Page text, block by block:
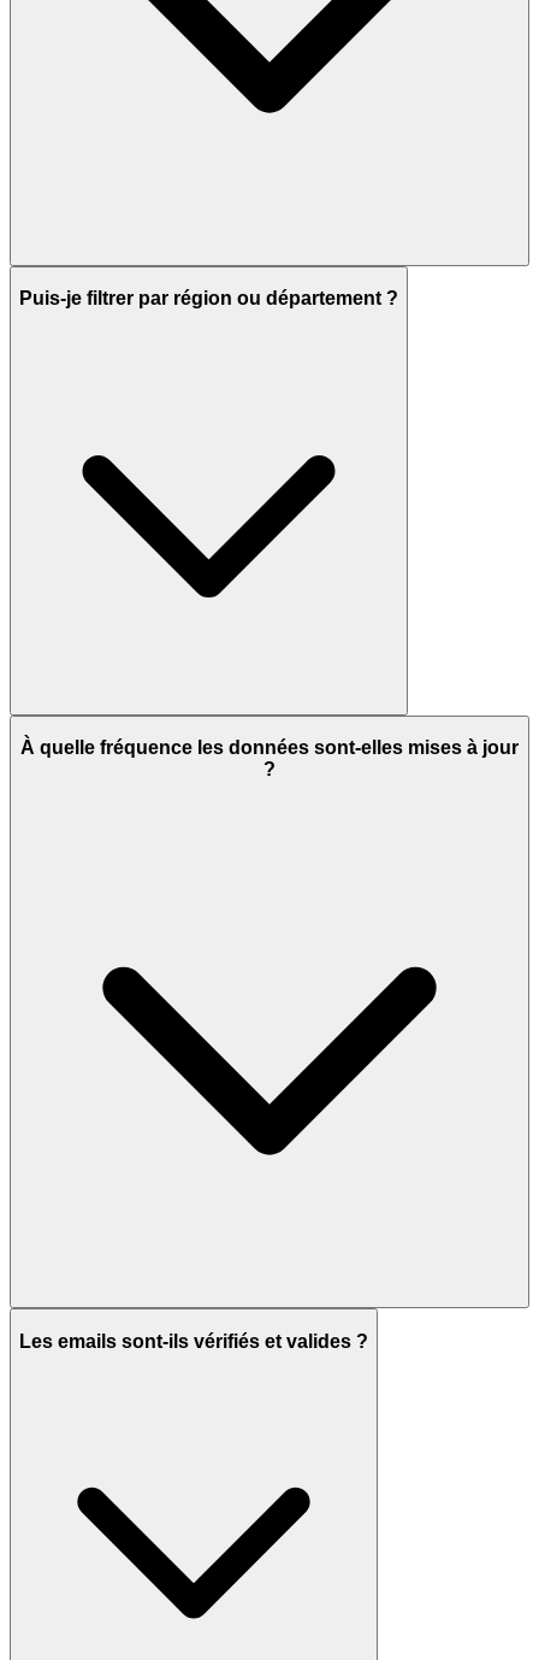
Puis-je filtrer par région ou département ?
À quelle fréquence les données sont-elles mises à jour
?
Les emails sont-ils vérifiés et valides ?